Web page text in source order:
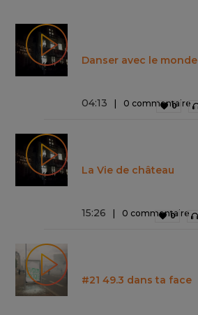
Danser avec le monde
04:13 0 commentaire
0
La Vie de château
15:26 0 commentaire
0
#21 49.3 dans ta face